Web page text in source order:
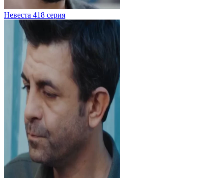
Невеста 418 серия